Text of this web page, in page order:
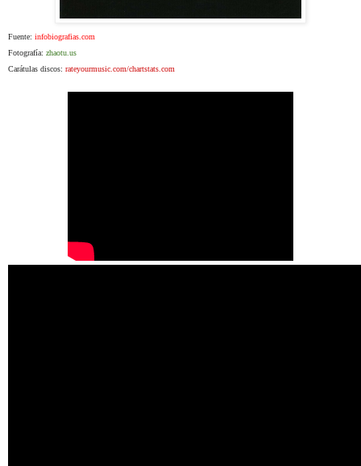
Fuente: infobiografias.com
Fotografía: zhaotu.us
Carátulas discos: rateyourmusic.com/chartstats.com